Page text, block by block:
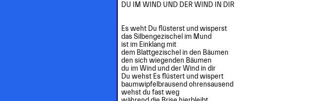
DU IM WIND UND DER WIND IN DIR
Es weht Du flüsterst und wisperst
das Silbengezischel im Mund
ist im Einklang mit
dem Blattgezischel in den Bäumen
den sich wiegenden Bäumen
du im Wind und der Wind in dir
Du wehst Es flüstert und wispert
baumwipfelbrausend ohrensausend
wehst du fast weg